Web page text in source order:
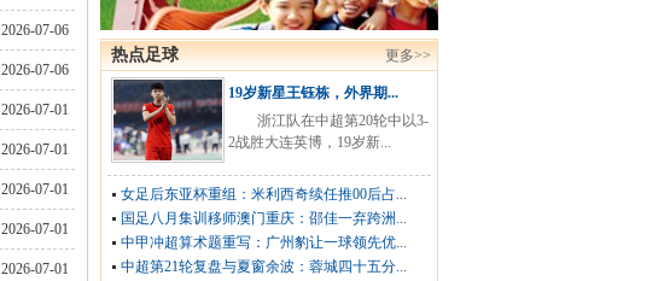
2026-07-06
2026-07-06
2026-07-01
2026-07-01
2026-07-01
2026-07-01
2026-07-01
更多>>
热点足球
19岁新星王钰栋，外界期...
浙江队在中超第20轮中以3-
2战胜大连英博，19岁新...
女足后东亚杯重组：米利西奇续任推00后占...
国足八月集训移师澳门重庆：邵佳一弃跨洲...
中甲冲超算术题重写：广州豹让一球领先优...
中超第21轮复盘与夏窗余波：蓉城四十五分...